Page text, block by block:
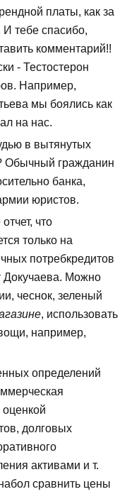
платы, как за
тебе спасибо,
комментарий!!
- Тестостерон
Например,
мы боялись как
на нас.
в вытянутых
Обычный гражданин
банка,
юристов.
что
только на
потребкредитов
Докучаева. Можно
чеснок, зеленый
, использовать
например,
определений
долговых
активами и т.
сравнить цены